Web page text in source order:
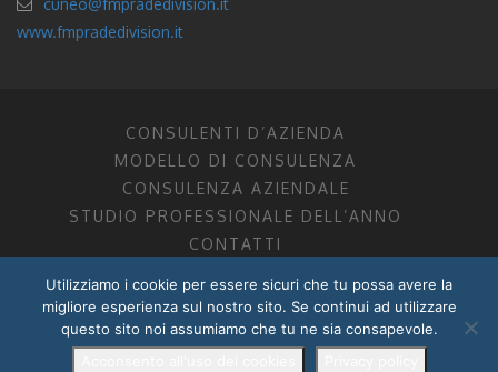
www.fmpradedivision.it
CONSULENTI D’AZIENDA
MODELLO DI CONSULENZA
CONSULENZA AZIENDALE
STUDIO PROFESSIONALE DELL’ANNO
CONTATTI
FM CONSULENTI D’AZIENDA SOCIETÀ TRA PROFESSIONISTI
DOTTORI COMMERCIALISTI MANTOVA, PORDENONE, TRENTO
P.I. 01599280201
Utilizziamo i cookie per essere sicuri che tu possa avere la
migliore esperienza sul nostro sito. Se continui ad utilizzare
questo sito noi assumiamo che tu ne sia consapevole.